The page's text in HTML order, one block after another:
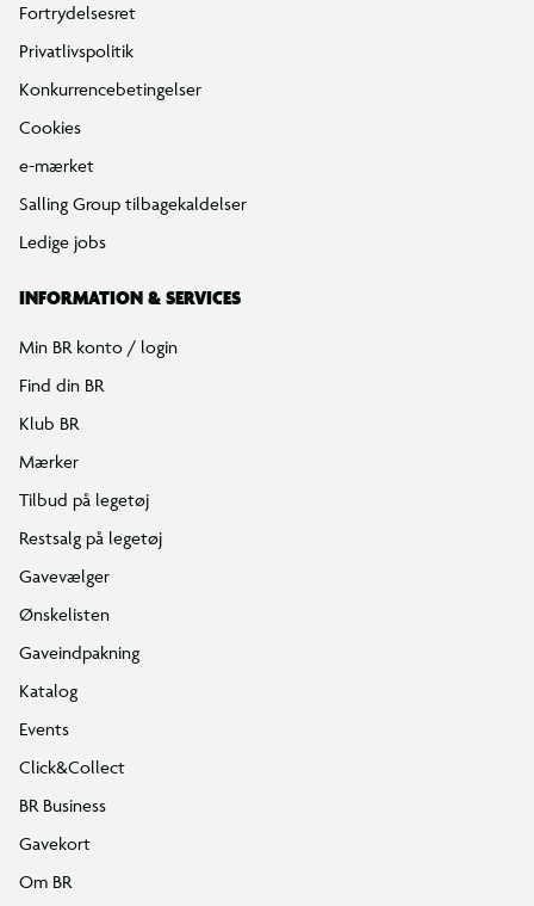
Fortrydelsesret
Privatlivspolitik
Konkurrencebetingelser
Cookies
e-mærket
Salling Group tilbagekaldelser
Ledige jobs
INFORMATION & SERVICES
Min BR konto / login
Find din BR
Klub BR
Mærker
Tilbud på legetøj
Restsalg på legetøj
Gavevælger
Ønskelisten
Gaveindpakning
Katalog
Events
Click&Collect
BR Business
Gavekort
Om BR